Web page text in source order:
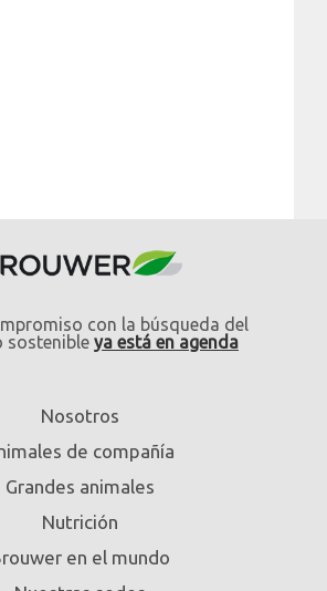
con la búsqueda del
sostenible ya está en agenda
Nosotros
de compañía
Grandes animales
Nutrición
en el mundo